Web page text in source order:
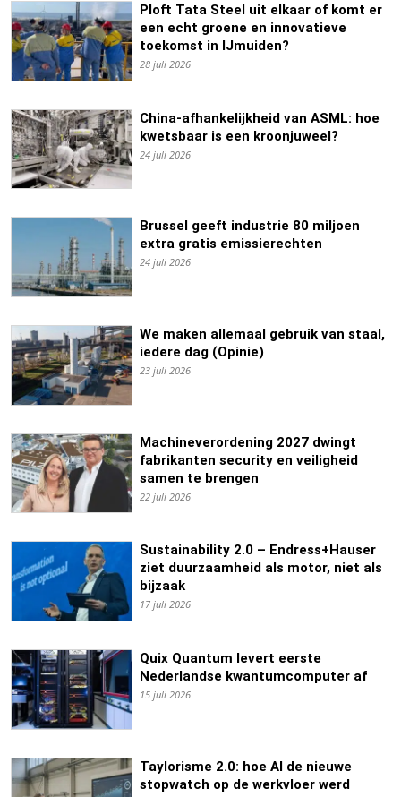
Ploft Tata Steel uit elkaar of komt er
een echt groene en innovatieve
toekomst in IJmuiden?
28 juli 2026
China-afhankelijkheid van ASML: hoe
kwetsbaar is een kroonjuweel?
24 juli 2026
Brussel geeft industrie 80 miljoen
extra gratis emissierechten
24 juli 2026
We maken allemaal gebruik van staal,
iedere dag (Opinie)
23 juli 2026
Machineverordening 2027 dwingt
fabrikanten security en veiligheid
samen te brengen
22 juli 2026
Sustainability 2.0 – Endress+Hauser
ziet duurzaamheid als motor, niet als
bijzaak
17 juli 2026
Quix Quantum levert eerste
Nederlandse kwantumcomputer af
15 juli 2026
Taylorisme 2.0: hoe AI de nieuwe
stopwatch op de werkvloer werd